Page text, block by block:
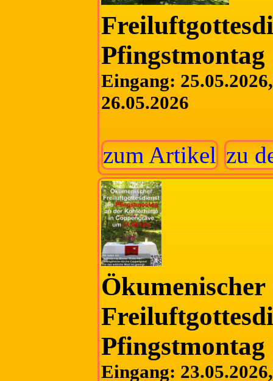
Pfingstmontag
Eingang:
26.05.2026
zum Artikel zu
Ökumenischer
Pfingstmontag
Eingang: